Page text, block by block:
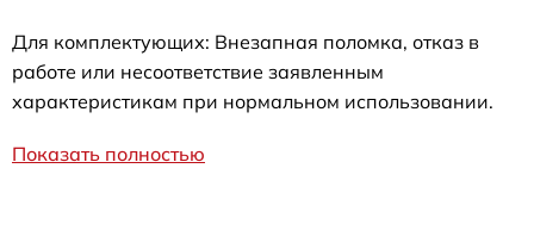
Для комплектующих: Внезапная поломка, отказ в
работе или несоответствие заявленным
характеристикам при нормальном использовании.
Показать полностью